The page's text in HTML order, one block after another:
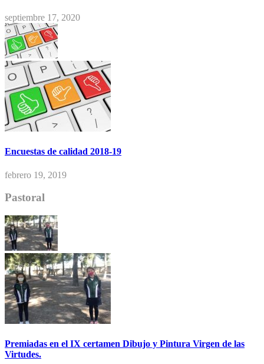
septiembre 17, 2020
Encuestas de calidad 2018-19
febrero 19, 2019
Pastoral
Premiadas en el IX certamen Dibujo y Pintura Virgen de las
Virtudes.